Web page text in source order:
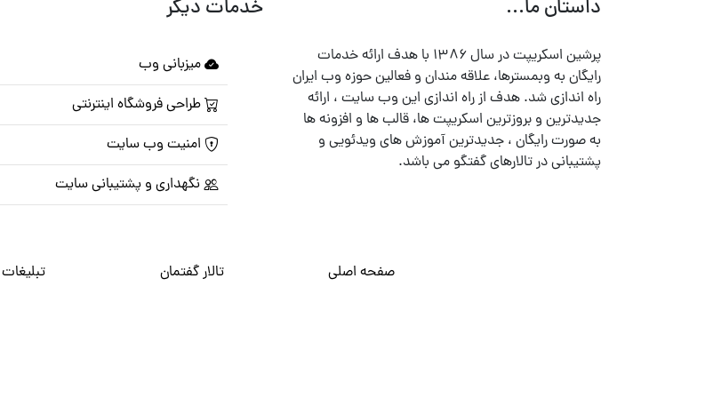
داستان ما...
پرشین اسکریپت در سال ۱۳۸۶ با هدف ارائه خدمات
رایگان به وبمسترها، علاقه مندان و فعالین حوزه وب ایران
راه اندازی شد. هدف از راه اندازی این وب سایت ، ارائه
جدیدترین و بروزترین اسکریپت ها، قالب ها و افزونه ها
به صورت رایگان ، جدیدترین آموزش های ویدئویی و
پشتیبانی در تالارهای گفتگو می باشد.
خدمات دیگر
میزبانی وب
طراحی فروشگاه اینترنتی
امنیت وب سایت
نگهداری و پشتیبانی سایت
صفحه اصلی تالار گفتمان تبلیغات